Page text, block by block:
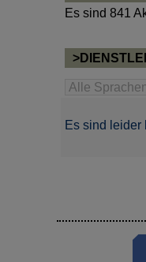
Es sind 841
Es sind leider